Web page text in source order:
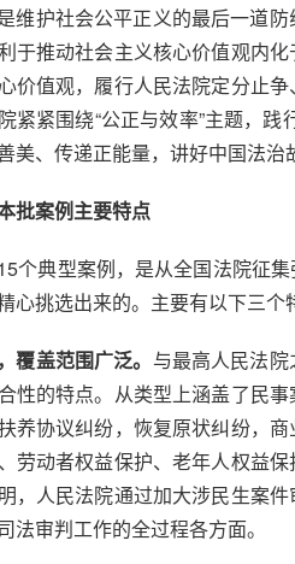
维护社会公平正义的最后一道
于推动社会主义核心价值观内
价值观，履行人民法院定分止
紧紧围绕“公正与效率”主题，
美、传递正能量，讲好中国法治
批案例主要特点
个典型案例，是从全国法院征
心挑选出来的。主要有以下三个
覆盖范围广泛。 与最高人民法
性的特点。从类型上涵盖了民
养协议纠纷，恢复原状纠纷，
劳动者权益保护、老年人权益
，人民法院通过加大涉民生案
法审判工作的全过程各方面。